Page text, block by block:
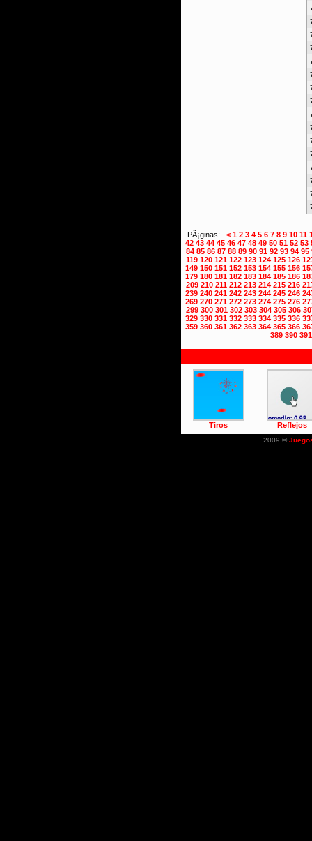
PÃ¡ginas: < 1 2 3 4 5 6 7 8 9 10 11
42 43 44 45 46 47 48 49 50 51 52 53
84 85 86 87 88 89 90 91 92 93 94 95
119 120 121 122 123 124 125 126
149 150 151 152 153 154 155 156
179 180 181 182 183 184 185 186
209 210 211 212 213 214 215 216
239 240 241 242 243 244 245 246
269 270 271 272 273 274 275 276
299 300 301 302 303 304 305 306
329 330 331 332 333 334 335 336
359 360 361 362 363 364 365 366
389 390 391
Tiros Reflejos
2009 ©